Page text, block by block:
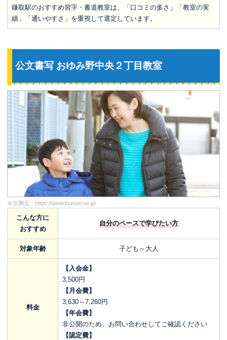
鎌取駅のおすすめ習字・書道教室は、「口コミの多さ」「教室の実
績」「通いやすさ」を重視して選定しています。
公文書写 おゆみ野中央２丁目教室
※引用元： https://www.kumon.ne.jp/
こんな方に
おすすめ
自分のペースで学びたい方
対象年齢 子ども～大人
料金
【入会金】
3,500円
【月会費】
3,630～7,260円
【年会費】
非公開のため、お問い合わせしてご確認ください
【認定費】